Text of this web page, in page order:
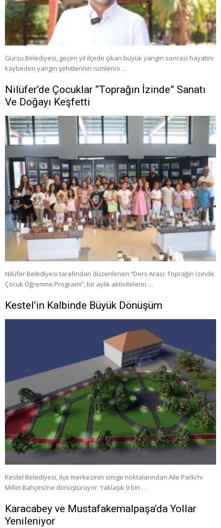
Gürsu Belediyesi, geçen yıl ilçede çıkan büyük yangın sonrası hayatını
kaybeden yangın şehitlerinin isimlerini …
Nilüfer’de Çocuklar “Toprağın İzinde” Sanatı
Ve Doğayı Keşfetti
Nilüfer Belediyesi tarafından düzenlenen “Ders Arası: Toprağın İzinde
Çocuk Öğrenme Programı”, bir aylık aktivitelerin …
Kestel’in Kalbinde Büyük Dönüşüm
Kestel Belediyesi, ilçe merkezinin simge noktalarından Aile Parkı’nı
Millet Bahçesi’ne dönüştürüyor. Yaklaşık 9 bin …
Karacabey ve Mustafakemalpaşa’da Yollar
Yenileniyor